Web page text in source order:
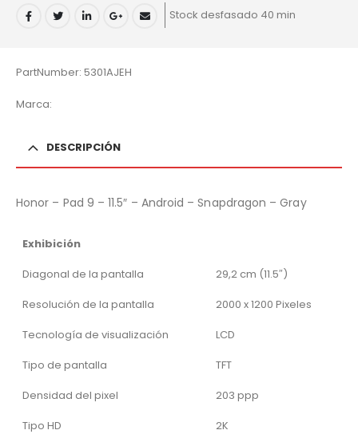
Stock desfasado 40 min
PartNumber: 5301AJEH
Marca:
DESCRIPCIÓN
Honor – Pad 9 – 11.5″ – Android – Snapdragon – Gray
Exhibición
Diagonal de la pantalla
29,2 cm (11.5″)
Resolución de la pantalla
2000 x 1200 Pixeles
Tecnología de visualización
LCD
Tipo de pantalla
TFT
Densidad del pixel
203 ppp
Tipo HD
2K